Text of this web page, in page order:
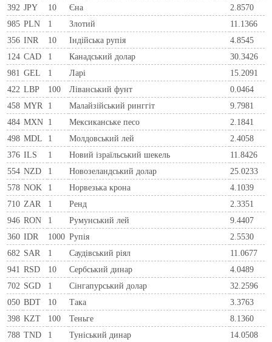
392 JPY 10 Єна
2.8570
985 PLN 1 Злотий
11.1366
356 INR 10 Індійська рупія
4.8545
124 CAD 1 Канадський долар
30.3426
981 GEL 1 Ларi
15.2091
422 LBP 100 Ліванський фунт
0.0464
458 MYR 1 Малайзійський ринггіт
9.7981
484 MXN 1 Мексиканське песо
2.1841
498 MDL 1 Молдовський лей
2.4058
376 ILS 1 Новий ізраїльський шекель
11.8426
554 NZD 1 Новозеландський долар
25.0233
578 NOK 1 Норвезька крона
4.1039
710 ZAR 1 Ренд
2.3351
946 RON 1 Румунський лей
9.4407
360 IDR 1000 Рупія
2.5530
682 SAR 1 Саудівський ріял
11.0677
941 RSD 10 Сербський динар
4.0489
702 SGD 1 Сінгапурський долар
32.2596
050 BDT 10 Така
3.3763
398 KZT 100 Теньге
8.1360
788 TND 1 Туніський динар 14.0508